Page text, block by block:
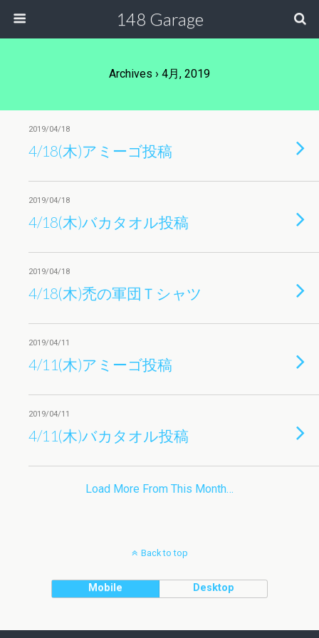
148 Garage
Archives › 4月, 2019
2019/04/18
4/18(木)アミーゴ投稿
2019/04/18
4/18(木)バカタオル投稿
2019/04/18
4/18(木)禿の軍団Ｔシャツ
2019/04/11
4/11(木)アミーゴ投稿
2019/04/11
4/11(木)バカタオル投稿
Load More From This Month…
Back to top
Mobile Desktop